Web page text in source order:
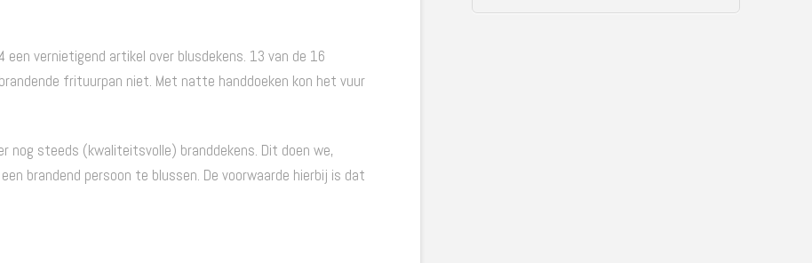
vernietigend artikel over blusdekens. 13 van de 16
frituurpan niet. Met natte handdoeken kon het vuur
nog steeds (kwaliteitsvolle) branddekens. Dit doen we,
brandend persoon te blussen. De voorwaarde hierbij is dat